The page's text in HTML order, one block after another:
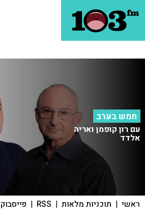
חמש בערב
עם רון קופמן ואריה
אלדד
ראשי | תוכניות מלאות |
RSS
| פייסבוק